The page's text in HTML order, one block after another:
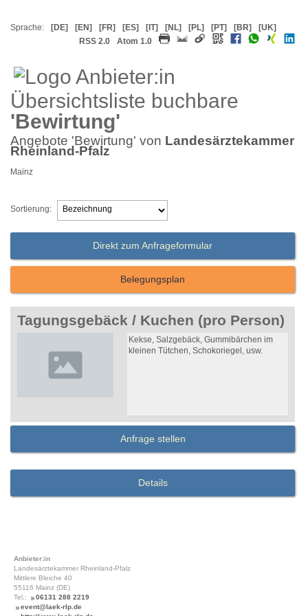
Sprache: [DE] [EN] [FR] [ES] [IT] [NL] [PL] [PT] [BR]
[UK]
RSS 2.0
Atom 1.0
Übersichtsliste buchbare
'Bewirtung'
Angebote 'Bewirtung' von Landesärztekammer
Rheinland-Pfalz
Mainz
Sortierung:
Direkt zum Anfrageformular
Belegungsplan
Tagungsgebäck / Kuchen (pro Person)
Kekse, Salzgebäck, Gummibärchen im
kleinen Tütchen, Schokoriegel, usw.
Anfrage stellen
Details
Anbieter:in
Landesärztekammer Rheinland-Pfalz
Mittlere Bleiche 40
55116 Mainz (DE)
Tel.:
06131 288 2219
event@laek-rlp.de